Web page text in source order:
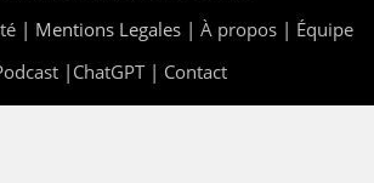
| Mentions Legales | À propos | Équipe
| ChatGPT| Contact